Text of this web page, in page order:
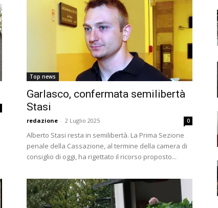
Top news
Garlasco, confermata semilibertà
Stasi
redazione - 2 Luglio 2025 0
Alberto Stasi resta in semilibertà. La Prima Sezione
penale della Cassazione, al termine della camera di
consiglio di oggi, ha rigettato il ricorso proposto...